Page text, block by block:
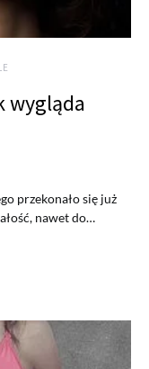
wygląda
przekonało się już
nawet do…